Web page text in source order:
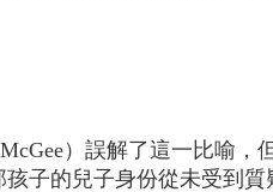
）誤解了這一比喻
子的兒子身份從未受到